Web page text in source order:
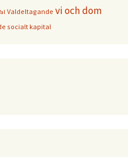
Valdeltagande vi och dom
socialt kapital